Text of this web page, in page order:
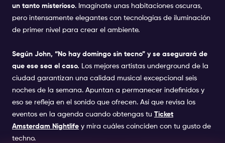
un tanto misterioso. Imagínate unas habitaciones oscuras,
pero intensamente elegantes con tecnologías de iluminación
de primer nivel para crear el ambiente.
Según John, “No hay domingo sin tecno” y se asegurará de
que ese sea el caso. Los mejores artistas underground de la
ciudad garantizan una calidad musical excepcional seis
noches de la semana. Apuntan a permanecer indefinidos y
eso se refleja en el sonido que ofrecen. Así que revisa los
eventos en la agenda cuando obtengas tu Ticket
Amsterdam Nightlife y mira cuáles coinciden con tu gusto de
techno.